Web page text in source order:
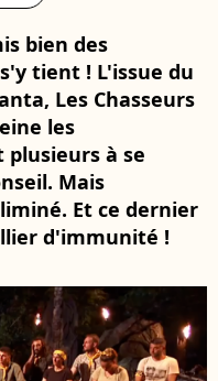
bien des
tient ! L'issue du
Les Chasseurs
les
à se
Mais
Et ce dernier
d'immunité !